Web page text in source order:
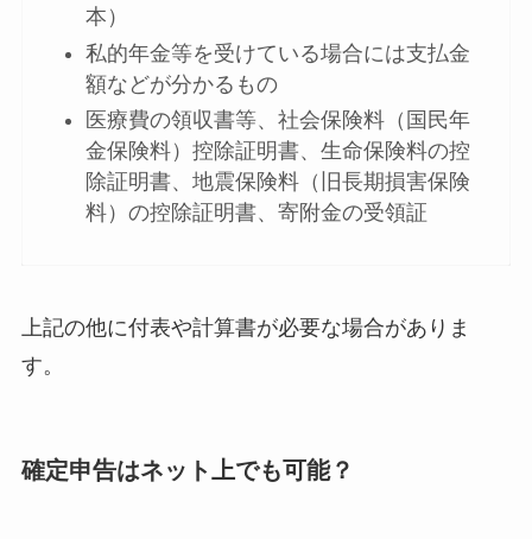
本）
私的年金等を受けている場合には支払金
額などが分かるもの
医療費の領収書等、社会保険料（国民年
金保険料）控除証明書、生命保険料の控
除証明書、地震保険料（旧長期損害保険
料）の控除証明書、寄附金の受領証
上記の他に付表や計算書が必要な場合がありま
す。
確定申告はネット上でも可能？